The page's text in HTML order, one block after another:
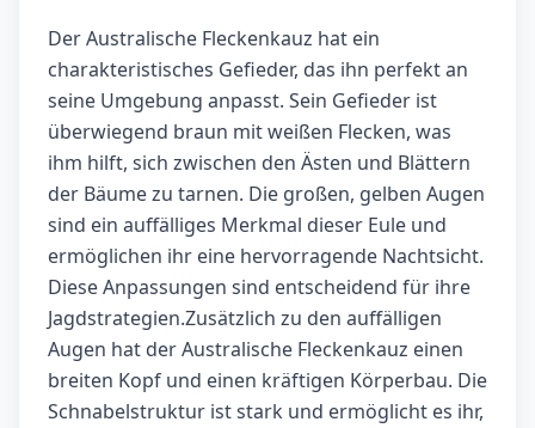
Der Australische Fleckenkauz hat ein
charakteristisches Gefieder, das ihn perfekt an
seine Umgebung anpasst. Sein Gefieder ist
überwiegend braun mit weißen Flecken, was
ihm hilft, sich zwischen den Ästen und Blättern
der Bäume zu tarnen. Die großen, gelben Augen
sind ein auffälliges Merkmal dieser Eule und
ermöglichen ihr eine hervorragende Nachtsicht.
Diese Anpassungen sind entscheidend für ihre
Jagdstrategien.Zusätzlich zu den auffälligen
Augen hat der Australische Fleckenkauz einen
breiten Kopf und einen kräftigen Körperbau. Die
Schnabelstruktur ist stark und ermöglicht es ihr,